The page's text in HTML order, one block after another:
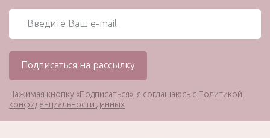
Нажимая кнопку «Подписаться», я соглашаюсь с Политикой
конфиденциальности данных